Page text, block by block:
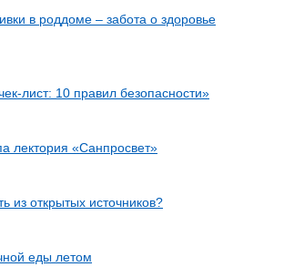
в роддоме – забота о здоровье
лист: 10 правил безопасности»
лектория «Санпросвет»
из открытых источников?
еды летом